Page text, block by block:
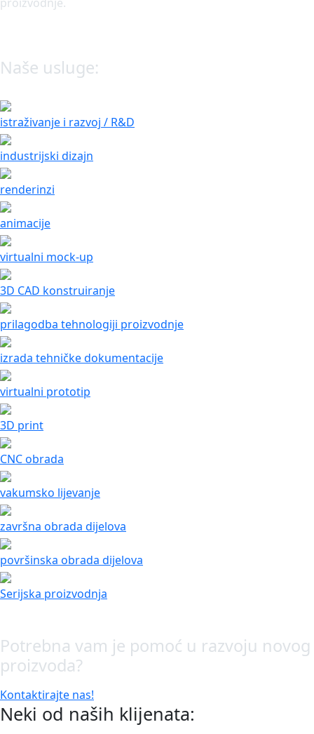
Naše usluge:
istraživanje i razvoj / R&D
industrijski dizajn
renderinzi
animacije
virtualni mock-up
3D CAD konstruiranje
prilagodba tehnologiji proizvodnje
izrada tehničke dokumentacije
virtualni prototip
3D print
CNC obrada
vakumsko lijevanje
završna obrada dijelova
površinska obrada dijelova
Serijska proizvodnja
Potrebna vam je pomoć u razvoju novog
proizvoda?
Kontaktirajte nas!
Neki od naših klijenata: